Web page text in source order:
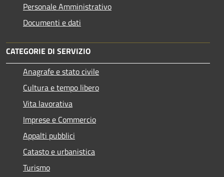
Personale Amministrativo
Documenti e dati
CATEGORIE DI SERVIZIO
Anagrafe e stato civile
Cultura e tempo libero
Vita lavorativa
Imprese e Commercio
Appalti pubblici
Catasto e urbanistica
Turismo